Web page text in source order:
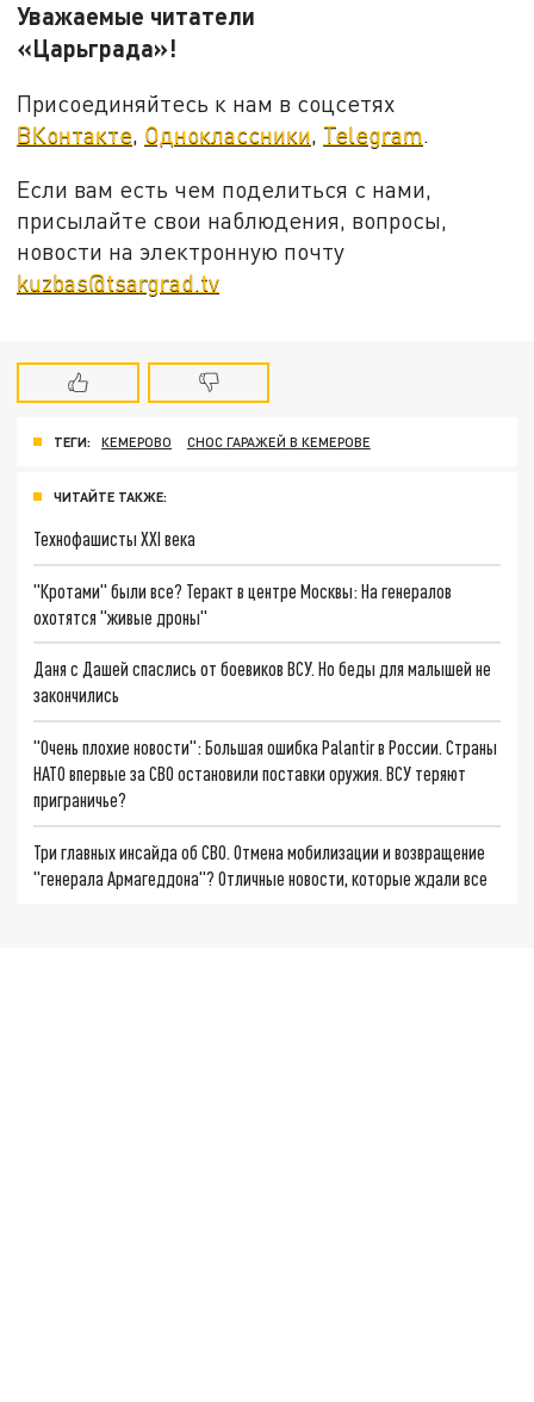
Уважаемые читатели
«Царьграда»!
Присоединяйтесь к нам в соцсетях
ВКонтакте, Одноклассники, Telegram.
Если вам есть чем поделиться с нами,
присылайте свои наблюдения, вопросы,
новости на электронную почту
kuzbas@tsargrad.tv
ТЕГИ: КЕМЕРОВО СНОС ГАРАЖЕЙ В КЕМЕРОВЕ
ЧИТАЙТЕ ТАКЖЕ:
Технофашисты XXI века
"Кротами" были все? Теракт в центре Москвы: На генералов
охотятся "живые дроны"
Даня с Дашей спаслись от боевиков ВСУ. Но беды для малышей не
закончились
"Очень плохие новости": Большая ошибка Palantir в России. Страны
НАТО впервые за СВО остановили поставки оружия. ВСУ теряют
приграничье?
Три главных инсайда об СВО. Отмена мобилизации и возвращение
"генерала Армагеддона"? Отличные новости, которые ждали все